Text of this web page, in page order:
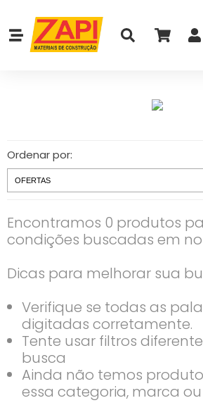
Ordenar por:
Encontramos 0 produtos
condições buscadas em
Dicas para melhorar sua
Verifique se todas as
digitadas corretamente.
Tente usar filtros
busca
Ainda não temos
essa categoria, marca